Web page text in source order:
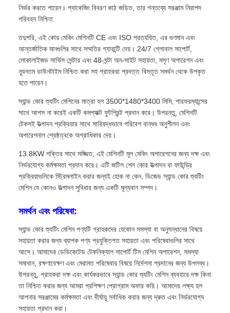
নির্ভর করতে পারেন। প্যাকেজিং বিবরণ কাঠ জড়িত, তার গন্তব্যে সরঞ্জাম নিরাপদ
পরিবহন নিশ্চিত.
তদুপরি, এই কোর মেকিং মেশিনটি CE এবং ISO প্রত্যয়িত, এর গুণমান এবং
আন্তর্জাতিক মানগুলির সাথে সম্মতির গ্যারান্টি দেয়। 24/7 গ্লোবাল সাপোর্ট,
লোকালাইজড সার্ভিস সেন্টার এবং 48-ঘন্টা অন-সাইট সহায়তা, মসৃণ অপারেশন এবং
ন্যূনতম ডাউনটাইম নিশ্চিত করা সহ গ্রাহকরা প্রদত্ত বিস্তৃত সমর্থন থেকে উপকৃত
হতে পারেন।
স্যান্ড কোর শ্যুটিং মেশিনের মাত্রা হল 3500*1480*3400 মিমি, পারফরম্যান্সের
সাথে আপস না করেই একটি কমপ্যাক্ট ফুটপ্রিন্ট প্রদান করে। উপরন্তু, মেশিনটি
টেকসই উত্পাদন প্রক্রিয়ার সাথে সারিবদ্ধভাবে পরিবেশ বান্ধব অনুশীলন এবং
অপারেশনাল শ্রেষ্ঠত্বকে অগ্রাধিকার দেয়।
13.8KW শক্তির সাথে সজ্জিত, এই মেশিনটি মূল মেকিং অপারেশনের জন্য দক্ষ এবং
নির্ভরযোগ্য কর্মক্ষমতা প্রদান করে। এটি জটিল শেল কোর উত্পাদন বা ফাউন্ড্রি
প্রক্রিয়াগুলিকে স্ট্রিমলাইন করার জন্যই হোক না কেন, ডিজেড স্যান্ড কোর শ্যুটিং
মেশিন যে কোনও উত্পাদন সুবিধার জন্য একটি মূল্যবান সম্পদ।
সমর্থন এবং পরিষেবা:
স্যান্ড কোর শ্যুটিং মেশিন পণ্যটি গ্রাহকদের যেকোন সমস্যা বা অনুসন্ধানের বিষয়ে
সহায়তা করার জন্য ব্যাপক পণ্য প্রযুক্তিগত সহায়তা এবং পরিষেবাগুলির সাথে
আসে। আমাদের ডেডিকেটেড টেকনিক্যাল সাপোর্ট টিম মেশিন অপারেশন, সমস্যা
সমাধান, রক্ষণাবেক্ষণ এবং মেরামত পরিষেবার বিষয়ে নির্দেশনা প্রদানের জন্য উপলব্ধ।
উপরন্তু, গ্রাহকরা দক্ষ এবং কার্যকরভাবে স্যান্ড কোর শ্যুটিং মেশিন ব্যবহারে দক্ষ কিনা
তা নিশ্চিত করার জন্য আমরা প্রশিক্ষণ প্রোগ্রাম অফার করি। আমাদের লক্ষ্য হল
আপনার সরঞ্জামের কর্মক্ষমতা এবং দীর্ঘায়ু সর্বাধিক করার জন্য দ্রুত এবং নির্ভরযোগ্য
সহায়তা প্রদান করা।